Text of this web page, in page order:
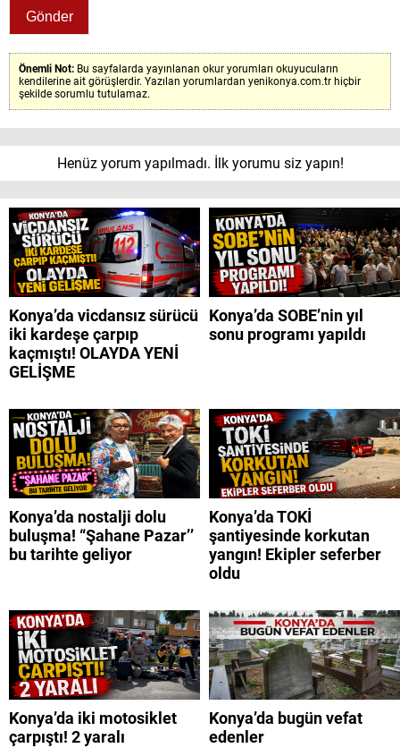
Önemli Not: Bu sayfalarda yayınlanan okur yorumları okuyucuların
kendilerine ait görüşlerdir. Yazılan yorumlardan yenikonya.com.tr hiçbir
şekilde sorumlu tutulamaz.
Henüz yorum yapılmadı. İlk yorumu siz yapın!
Konya’da vicdansız sürücü
iki kardeşe çarpıp
kaçmıştı! OLAYDA YENİ
GELİŞME
Konya’da SOBE’nin yıl
sonu programı yapıldı
Konya’da nostalji dolu
buluşma! “Şahane Pazar’’
bu tarihte geliyor
Konya’da TOKİ
şantiyesinde korkutan
yangın! Ekipler seferber
oldu
Konya’da iki motosiklet
çarpıştı! 2 yaralı
Konya’da bugün vefat
edenler